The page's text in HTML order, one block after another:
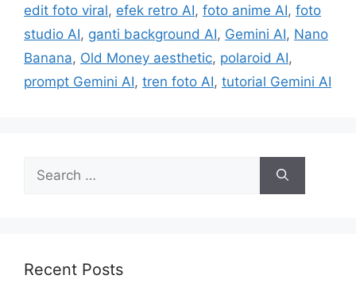
g
o
r
i
a
s
edit foto viral, efek retro AI, foto anime AI, foto
studio AI, ganti background AI, Gemini AI, Nano
Banana, Old Money aesthetic, polaroid AI,
prompt Gemini AI, tren foto AI, tutorial Gemini AI
h
Recent Posts